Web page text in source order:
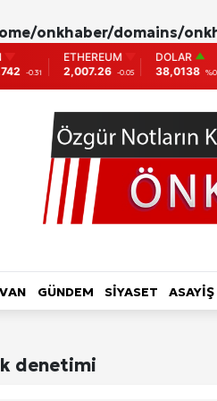
onkhaber/domains/
-0.31
ETHEREUM
2,007.26 -0.05
DOLAR
38,0138 %0,15
GÜNDEM SİYASET ASAYİŞ
denetimi